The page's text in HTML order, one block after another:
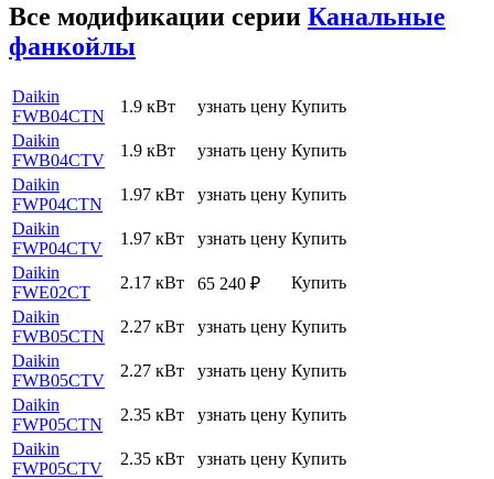
Все модификации серии Канальные
фанкойлы
Daikin
FWB04CTN
1.9 кВт узнать цену Купить
Daikin
FWB04CTV
1.9 кВт узнать цену Купить
Daikin
FWP04CTN
1.97 кВт узнать цену Купить
Daikin
FWP04CTV
1.97 кВт узнать цену Купить
Daikin
FWE02CT
2.17 кВт 65 240 ₽
Купить
Daikin
FWB05CTN
2.27 кВт узнать цену Купить
Daikin
FWB05CTV
2.27 кВт узнать цену Купить
Daikin
FWP05CTN
2.35 кВт узнать цену Купить
Daikin
FWP05CTV
2.35 кВт узнать цену Купить